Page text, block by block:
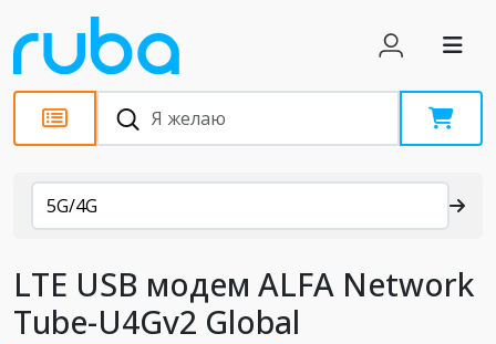
Каталог
5G/4G
LTE USB модем ALFA Network
Tube-U4Gv2 Global